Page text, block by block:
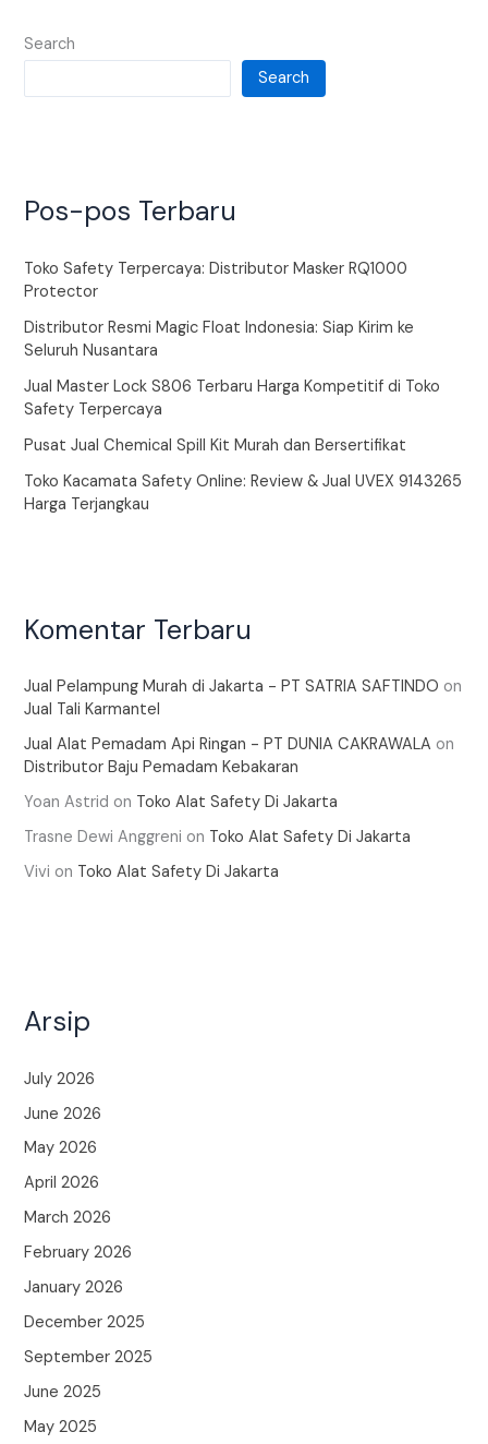
Search
Search
Pos-pos Terbaru
Toko Safety Terpercaya: Distributor Masker RQ1000
Protector
Distributor Resmi Magic Float Indonesia: Siap Kirim ke
Seluruh Nusantara
Jual Master Lock S806 Terbaru Harga Kompetitif di Toko
Safety Terpercaya
Pusat Jual Chemical Spill Kit Murah dan Bersertifikat
Toko Kacamata Safety Online: Review & Jual UVEX 9143265
Harga Terjangkau
Komentar Terbaru
Jual Pelampung Murah di Jakarta - PT SATRIA SAFTINDO on
Jual Tali Karmantel
Jual Alat Pemadam Api Ringan - PT DUNIA CAKRAWALA on
Distributor Baju Pemadam Kebakaran
Yoan Astrid on Toko Alat Safety Di Jakarta
Trasne Dewi Anggreni on Toko Alat Safety Di Jakarta
Vivi on Toko Alat Safety Di Jakarta
Arsip
July 2026
June 2026
May 2026
April 2026
March 2026
February 2026
January 2026
December 2025
September 2025
June 2025
May 2025